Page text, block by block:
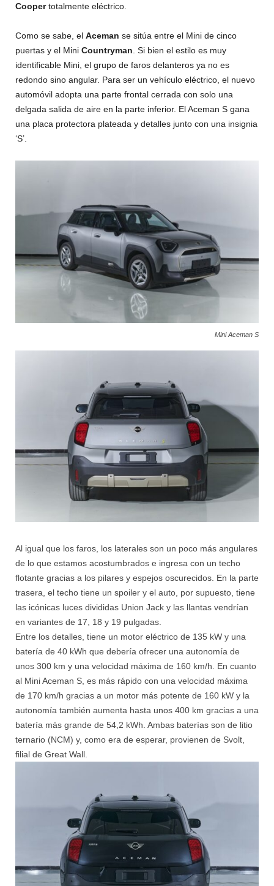
Coopertotalmente eléctrico.
Como se sabe, el Aceman se sitúa entre el Mini de cinco
puertas y el Mini Countryman . Si bien el estilo es muy
identificable Mini, el grupo de faros delanteros ya no es
redondo sino angular. Para ser un vehículo eléctrico, el nuevo
automóvil adopta una parte frontal cerrada con solo una
delgada salida de aire en la parte inferior. El Aceman S gana
una placa protectora plateada y detalles junto con una insignia
‘S’.
Mini Aceman S
Al igual que los faros, los laterales son un poco más angulares
de lo que estamos acostumbrados e ingresa con un techo
flotante gracias a los pilares y espejos oscurecidos. En la parte
trasera, el techo tiene un spoiler y el auto, por supuesto, tiene
las icónicas luces divididas Union Jack y las llantas vendrían
en variantes de 17, 18 y 19 pulgadas.
Entre los detalles, tiene un motor eléctrico de 135 kW y una
batería de 40 kWh que debería ofrecer una autonomía de
unos 300 km y una velocidad máxima de 160 km/h. En cuanto
al Mini Aceman S, es más rápido con una velocidad máxima
de 170 km/h gracias a un motor más potente de 160 kW y la
autonomía también aumenta hasta unos 400 km gracias a una
batería más grande de 54,2 kWh. Ambas baterías son de litio
ternario (NCM) y, como era de esperar, provienen de Svolt,
filial de Great Wall.